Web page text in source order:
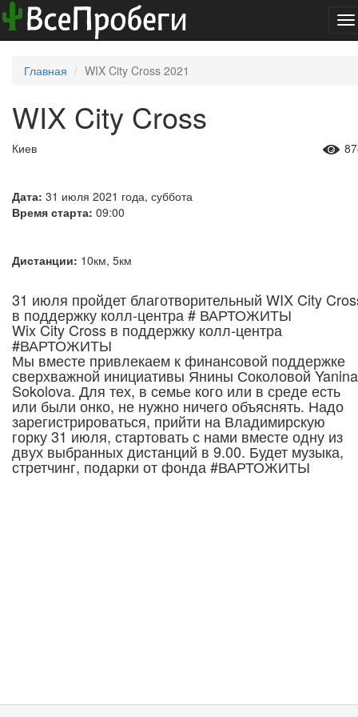
Главная WIX City Cross 2021
WIX City Cross
Киев
Дата: 31 июля 2021 года, суббота
Время старта: 09:00
Дистанции: 10км, 5км
31 июля пройдет благотворительный WIX City
в поддержку колл-центра # ВАРТОЖИТЫ
Wix City Cross в поддержку колл-центра
#ВАРТОЖИТЫ
Мы вместе привлекаем к финансовой поддержке
сверхважной инициативы Янины Соколовой Yanina
Sokolova. Для тех, в семье кого или в среде есть
или были онко, не нужно ничего объяснять. Надо
зарегистрироваться, прийти на Владимирскую
горку 31 июля, стартовать с нами вместе одну из
двух выбранных дистанций в 9.00. Будет музыка,
стретчинг, подарки от фонда #ВАРТОЖИТЫ